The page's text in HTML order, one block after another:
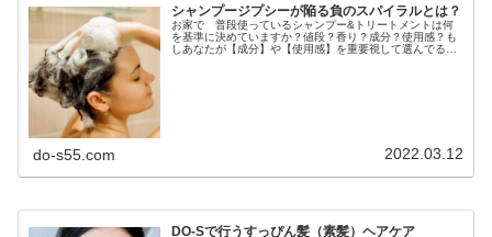
シャンプージプシーが陥る負のスパイラルとは？
お家で 普段使っているシャンプー&トリートメントは何
を基準に決めていますか？値段？香り？成分？使用感？も
しあなたが【成分】や【使用感】を重要視して選んでると
do-s55.com 2022.03.12
DO-Sで行うすっぴん髪（素髪）ヘアケア